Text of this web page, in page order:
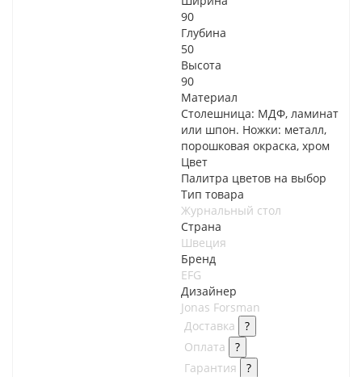
90
Глубина
50
Высота
90
Материал
Столешница: МДФ, ламинат
или шпон. Ножки: металл,
порошковая окраска, хром
Цвет
Палитра цветов на выбор
Тип товара
Журнальный стол
Страна
Швеция
Бренд
EFG
Дизайнер
Jonas Forsman
Доставка
?
Оплата
?
Гарантия
?